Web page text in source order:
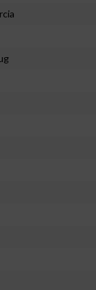
durch Statistiken
Daten zur Auswahl